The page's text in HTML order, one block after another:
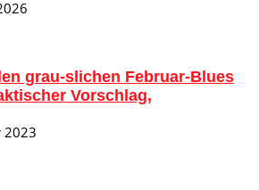
grau-slichen Februar-Blues
Vorschlag,
2023